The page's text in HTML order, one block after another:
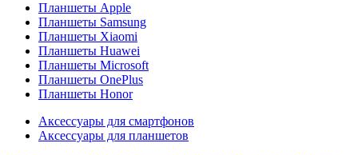
Планшеты Apple
Планшеты Samsung
Планшеты Xiaomi
Планшеты Huawei
Планшеты Microsoft
Планшеты OnePlus
Планшеты Honor
Аксессуары для смартфонов
Аксессуары для планшетов